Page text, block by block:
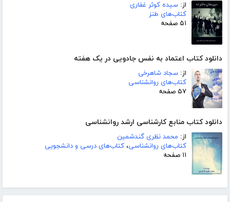
از: سیده کوثر غفاری
کتاب‌های طنز
۵۱ صفحه
دانلود کتاب اعتماد به نفس جادویی در یک هفته
از: سجاد شاهرخی
کتاب‌های روانشناسی
۵۷ صفحه
دانلود کتاب منابع کارشناسی ارشد روانشناسی
از: محمد نظری گندشمین
کتاب‌های روانشناسی، کتاب‌های درسی و دانشجویی
۱۱ صفحه